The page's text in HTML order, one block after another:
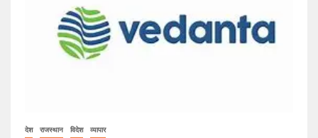
देश राजस्थान विदेश व्यापार